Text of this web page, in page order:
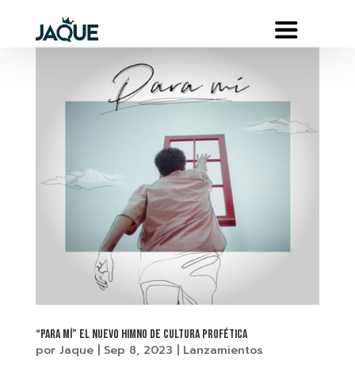
“Para mí” el nuevo himno de Cultura Profética
por Jaque| Sep 8, 2023 Lanzamientos